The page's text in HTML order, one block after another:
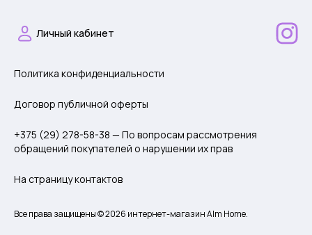
Личный кабинет
Политика конфиденциальности
Договор публичной оферты
+375 (29) 278-58-38 — По вопросам рассмотрения
обращений покупателей о нарушении их прав
На страницу контактов
Все права защищены © 2026 интернет-магазин Alm Home.